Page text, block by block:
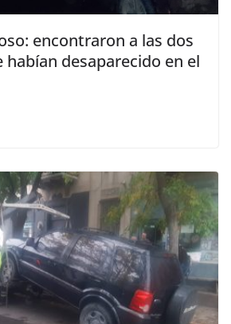
encontraron a las dos
habían desaparecido en el